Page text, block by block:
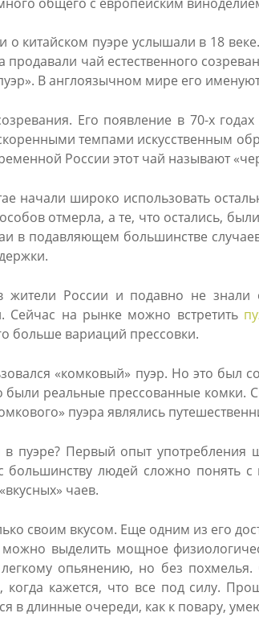
о китайском пуэре услышали в 18
продавали чай естественного
В англоязычном мире его
Его появление в 70-х
темпами искусственным
России этот чай называют
начали широко использовать
отмерла, а те, что остались,
в подавляющем большинстве
жители России и подавно не
Сейчас на рынке можно встретить
больше вариаций прессовки.
«комковый» пуэр. Но это был
были реальные прессованные комки.
пуэра являлись
пуэре? Первый опыт употребления
большинству людей сложно понять
чаев.
своим вкусом. Еще одним из его
выделить мощное
опьянению, но без
кажется, что все под силу.
в длинные очереди, как к повару,